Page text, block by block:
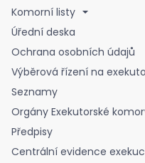
Komorní listy
Úřední deska
Ochrana osobních údajů
Výběrová řízení na
Seznamy
Orgány Exekutorské
Předpisy
Centrální evidence